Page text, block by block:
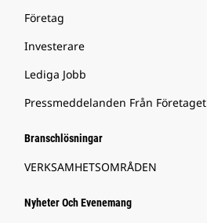
Företag
Investerare
Lediga Jobb
Pressmeddelanden Från Företaget
Branschlösningar
VERKSAMHETSOMRÅDEN
Nyheter Och Evenemang